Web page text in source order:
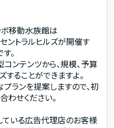
ボ移動水族館は
ントラルヒルズが開催す
。
ンテンツから、規模、予算
ることができますよ。
ランを提案しますので、初
わせください。
ている広告代理店のお客様